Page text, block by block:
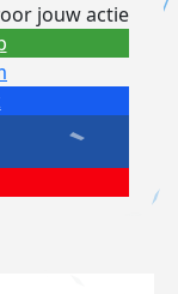
jouw actie